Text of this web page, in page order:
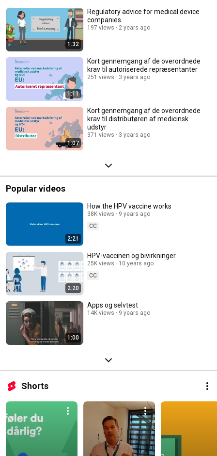
1:32
Regulatory advice for medical device
companies
197 views 2 years ago
1:11
Kort gennemgang af de overordnede
krav til autoriserede repræsentanter
251 views 3 years ago
1:07
Kort gennemgang af de overordnede
krav til distributøren af medicinsk
udstyr
371 views 3 years ago
Popular videos
2:21
How the HPV vaccine works
38K views
9 years ago
CC
2:20
HPV-vaccinen og bivirkninger
25K views
10 years ago
CC
1:00
Apps og selvtest
14K views 9 years ago
Shorts